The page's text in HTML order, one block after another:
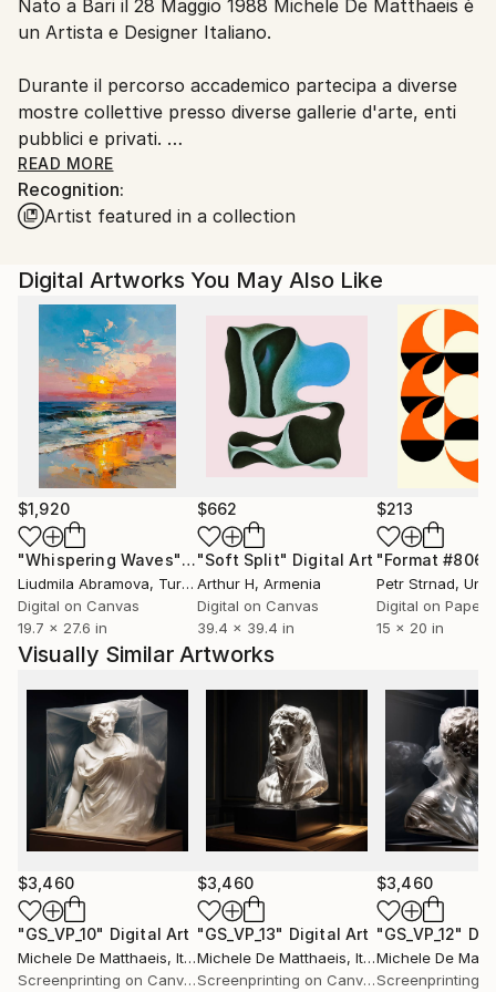
Italy.
Customs:
country's regulations for exporting valuable
artworks.
Nato a Bari il 28 Maggio 1988 Michele De Matthaeis è
un Artista e Designer Italiano.
Durante il percorso accademico partecipa a diverse
mostre collettive presso diverse gallerie d'arte, enti
pubblici e privati.
Dal 2009 inizia le sue ricerche sul mondo
microscopico, tema di grande ispirazione ancora
Nel 2010 si trasferisce a Milano dove studia Product
Design presso lo IED.
Durante gli studi si concentra sulla ricerca di varie
forme di espressione e tecniche artistiche innovative.
Finiti gli studi nel 2013 inizia a collaborare in diversi
studi di architettura e aziende di design portando
avanti la produzione di opere d'arte tra scultura,
stampe d'arte e dipinti.
​
Installazioni, interventi ambientali, performance,
sculture, fotografie e qualsiasi altro tipo di
espressione può cambiare il modo di vedere le cose;
Si può mescolare il modo tradizionale, "normale" di
vedere il mondo, con una rappresentazione più
astratta, asettica e precisa.
Forme che galleggiano nello spazio evocano
sensazioni fuori dal tempo, ma chiare e ben definite in
un dato luogo.
Forme di un altro tipo, di un altro mondo, che mirano
ad ampliare la percezione tipica e quotidiana, ad
READ MORE
Recognition:
Artist featured in a collection
Digital Artworks You May Also Like
$1,920
"Whispering Waves"Digital Art
Liudmila Abramova, Turkey
Digital on Canvas
19.7 x 27.6 in
$662
"Soft Split" Digital Art
Arthur H, Armenia
Digital on Canvas
39.4 x 39.4 in
$213
"Format #806"
Petr Strnad,
Digital on Paper
15 x 20 in
Visually Similar Artworks
$3,460
"GS_VP_10" Digital Art
Michele De Matthaeis, Italy
Screenprinting on Canvas
$3,460
"GS_VP_13" Digital Art
Michele De Matthaeis, Italy
Screenprinting on Canvas
$3,460
"GS_VP_12"
Michele De